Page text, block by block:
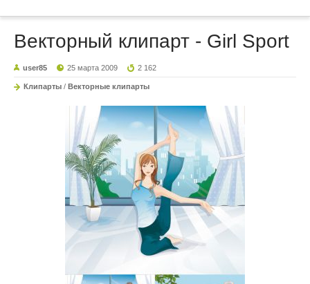
Векторный клипарт - Girl Sport
user85 25 марта 2009 2 162
Клипарты / Векторные клипарты